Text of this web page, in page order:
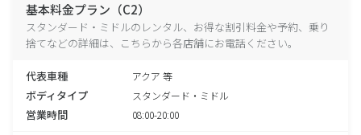
基本料金プラン（C2）
スタンダード・ミドルのレンタル、お得な割引料金や予約、乗り
捨てなどの詳細は、こちらから各店舗にお電話ください。
代表車種 アクア 等
ボディタイプ スタンダード・ミドル
営業時間 08:00-20:00